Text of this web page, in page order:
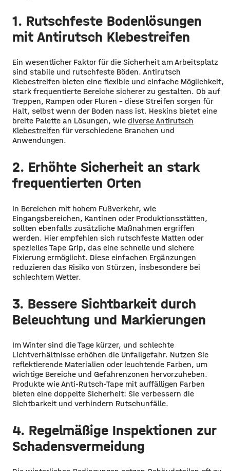
1. Rutschfeste Bodenlösungen
mit Antirutsch Klebestreifen
Ein wesentlicher Faktor für die Sicherheit am Arbeitsplatz
sind stabile und rutschfeste Böden. Antirutsch
Klebestreifen bieten eine flexible und einfache Möglichkeit,
stark frequentierte Bereiche sicherer zu gestalten. Ob auf
Treppen, Rampen oder Fluren – diese Streifen sorgen für
Halt, selbst wenn der Boden nass ist. Heskins bietet eine
breite Palette an Lösungen, wie diverse Antirutsch
Klebestreifen für verschiedene Branchen und
Anwendungen.
2. Erhöhte Sicherheit an stark
frequentierten Orten
In Bereichen mit hohem Fußverkehr, wie
Eingangsbereichen, Kantinen oder Produktionsstätten,
sollten ebenfalls zusätzliche Maßnahmen ergriffen
werden. Hier empfehlen sich rutschfeste Matten oder
spezielles Tape Grip, das eine schnelle und sichere
Fixierung ermöglicht. Diese einfachen Ergänzungen
reduzieren das Risiko von Stürzen, insbesondere bei
schlechtem Wetter.
3. Bessere Sichtbarkeit durch
Beleuchtung und Markierungen
Im Winter sind die Tage kürzer, und schlechte
Lichtverhältnisse erhöhen die Unfallgefahr. Nutzen Sie
reflektierende Materialien oder leuchtende Farben, um
wichtige Bereiche und Gefahrenzonen hervorzuheben.
Produkte wie Anti-Rutsch-Tape mit auffälligen Farben
bieten eine doppelte Sicherheit: Sie verbessern die
Sichtbarkeit und verhindern Rutschunfälle.
4. Regelmäßige Inspektionen zur
Schadensvermeidung